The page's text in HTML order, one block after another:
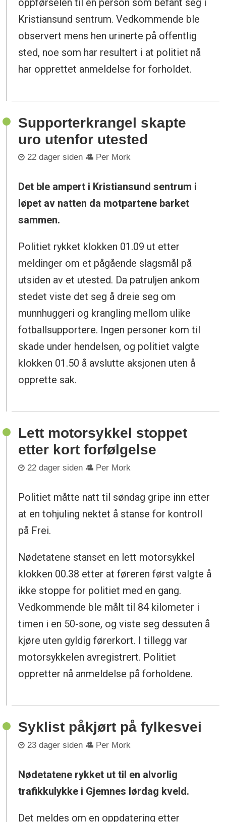
oppførselen til en person som befant seg i
Kristiansund sentrum. Vedkommende ble
observert mens hen urinerte på offentlig
sted, noe som har resultert i at politiet nå
har opprettet anmeldelse for forholdet.
Supporterkrangel skapte
uro utenfor utested
22 dager siden Per Mork
Det ble ampert i Kristiansund sentrum i
løpet av natten da motpartene barket
sammen.
Politiet rykket klokken 01.09 ut etter
meldinger om et pågående slagsmål på
utsiden av et utested. Da patruljen ankom
stedet viste det seg å dreie seg om
munnhuggeri og krangling mellom ulike
fotballsupportere. Ingen personer kom til
skade under hendelsen, og politiet valgte
klokken 01.50 å avslutte aksjonen uten å
opprette sak.
Lett motorsykkel stoppet
etter kort forfølgelse
22 dager siden Per Mork
Politiet måtte natt til søndag gripe inn etter
at en tohjuling nektet å stanse for kontroll
på Frei.
Nødetatene stanset en lett motorsykkel
klokken 00.38 etter at føreren først valgte å
ikke stoppe for politiet med en gang.
Vedkommende ble målt til 84 kilometer i
timen i en 50-sone, og viste seg dessuten å
kjøre uten gyldig førerkort. I tillegg var
motorsykkelen avregistrert. Politiet
oppretter nå anmeldelse på forholdene.
Syklist påkjørt på fylkesvei
23 dager siden Per Mork
Nødetatene rykket ut til en alvorlig
trafikkulykke i Gjemnes lørdag kveld.
Det meldes om en oppdatering etter